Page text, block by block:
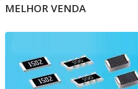
MELHOR VENDA